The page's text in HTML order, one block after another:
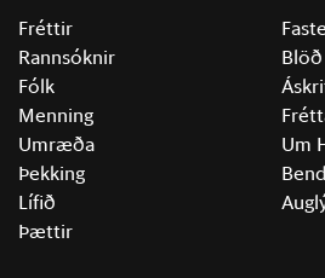
Fréttir
Rannsóknir
Fólk
Menning
Umræða
Þekking
Lífið
Þættir
Blöð
Um